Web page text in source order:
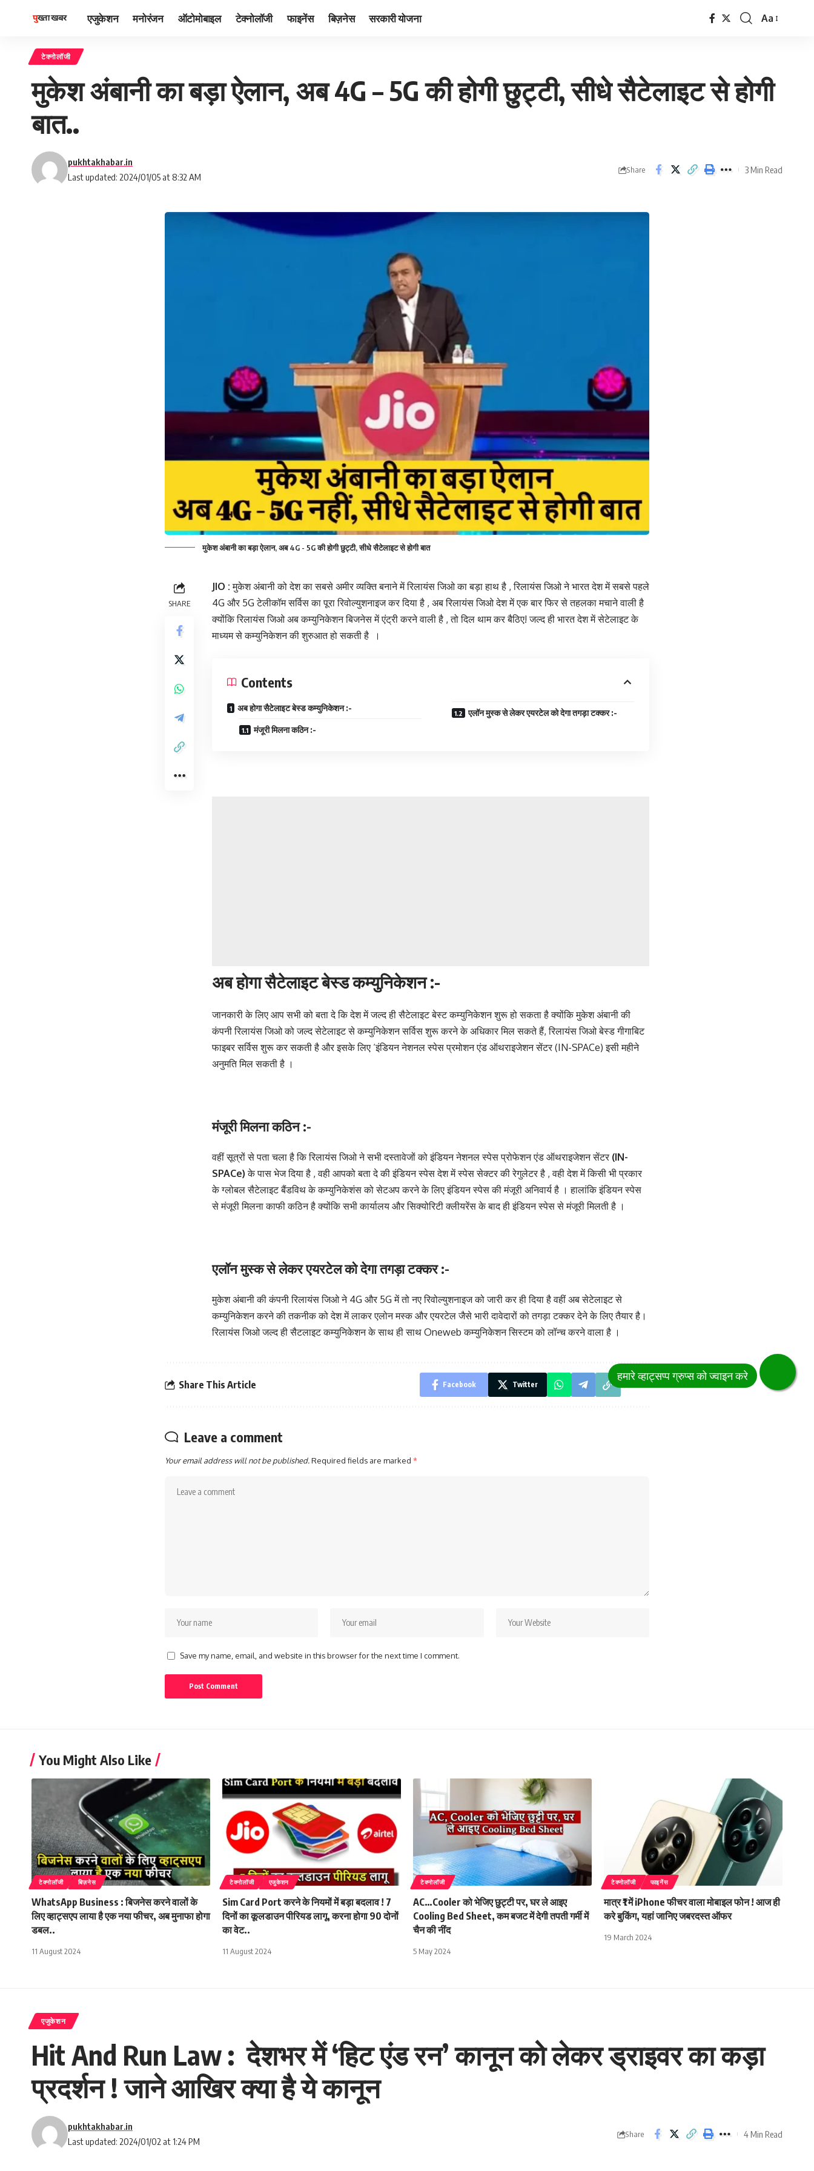
एजुकेशन मनोरंजन ऑटोमोबाइल टेक्नोलॉजी फाइनेंस बिज़नेस सरकारी योजना
Font
Aa
टेक्नोलॉजी
मुकेश अंबानी का बड़ा ऐलान, अब 4G – 5G की होगी छुट्टी, सीधे सैटेलाइट से होगी
बात..
Last updated: 2024/01/05 at 8:32 AM
pukhtakhabar.in
Share 3 Min Read
मुकेश अंबानी का बड़ा ऐलान, अब 4G - 5G की होगी छुट्टी, सीधे सैटेलाइट से होगी बात
SHARE
JIO : मुकेश अंबानी को देश का सबसे अमीर व्यक्ति बनाने में रिलायंस जिओ का बड़ा हाथ है , रिलायंस जिओ ने भारत देश में सबसे पहले
4G और 5G टेलीकॉम सर्विस का पूरा रिवोल्युशनाइज कर दिया है , अब रिलायंस जिओ देश में एक बार फिर से तहलका मचाने वाली है
क्योंकि रिलायंस जिओ अब कम्युनिकेशन बिजनेस में एंट्री करने वाली है , तो दिल थाम कर बैठिए! जल्द ही भारत देश में सेटेलाइट के
माध्यम से कम्युनिकेशन की शुरुआत हो सकती है ‌ ।
Contents
अब होगा सैटेलाइट बेस्ड कम्युनिकेशन :-
मंजूरी मिलना कठिन :-
एलॉन मुस्क से लेकर एयरटेल को देगा तगड़ा टक्कर :-
अब होगा सैटेलाइट बेस्ड कम्युनिकेशन :-
जानकारी के लिए आप सभी को बता दे कि देश में जल्द ही सैटेलाइट बेस्ट कम्युनिकेशन शुरू हो सकता है क्योंकि मुकेश अंबानी की
कंपनी रिलायंस जिओ को जल्द सेटेलाइट से कम्युनिकेशन सर्विस शुरू करने के अधिकार मिल सकते हैं, रिलायंस जिओ बेस्ड गीगाबिट
फाइबर सर्विस शुरू कर सकती है और इसके लिए ‘इंडियन नेशनल स्पेस प्रमोशन एंड ऑथराइजेशन सेंटर (IN-SPACe) इसी महीने
अनुमति मिल सकती है ।
मंजूरी मिलना कठिन :-
वहीं सूत्रों से पता चला है कि रिलायंस जिओ ने सभी दस्तावेजों को इंडियन नेशनल स्पेस प्रोफेशन एंड ऑथराइजेशन सेंटर (IN-
SPACe) के पास भेज दिया है , वही आपको बता दे की इंडियन स्पेस देश में स्पेस सेक्टर की रेगुलेटर है , वही देश में किसी भी प्रकार
के ग्लोबल सैटेलाइट बैंडविथ के कम्युनिकेशंस को सेटअप करने के लिए इंडियन स्पेस की मंजूरी अनिवार्य है । हालांकि इंडियन स्पेस
से मंजूरी मिलना काफी कठिन है क्योंकि सभी कार्यालय और सिक्योरिटी क्लीयरेंस के बाद ही इंडियन स्पेस से मंजूरी मिलती है ।
एलॉन मुस्क से लेकर एयरटेल को देगा तगड़ा टक्कर :-
मुकेश अंबानी की कंपनी रिलायंस जिओ ने 4G और 5G में तो नए रिवोल्युशनाइज को जारी कर ही दिया है वहीं अब सेटेलाइट से
कम्युनिकेशन करने की तकनीक को देश में लाकर एलोन मस्क और एयरटेल जैसे भारी दावेदारों को तगड़ा टक्कर देने के लिए तैयार है।
रिलायंस जिओ जल्द ही सैटलाइट कम्युनिकेशन के साथ ही साथ Oneweb कम्युनिकेशन सिस्टम को लॉन्च करने वाला है ।
Share This Article Facebook Twitter
Leave a comment
Your email address will not be published.Required fields are marked *
Save my name, email, and website in this browser for the next time I comment.
You Might Also Like
टेक्नोलॉजी बिज़नेस
WhatsApp Business : बिजनेस करने वालों के
लिए व्हाट्सएप लाया है एक नया फीचर, अब मुनाफा होगा
डबल..
11 August 2024
टेक्नोलॉजी एजुकेशन
Sim Card Port करने के नियमों में बड़ा बदलाव ! 7
दिनों का कूलडाउन पीरियड लागू, करना होगा 90 दोनों
का वेट..
11 August 2024
टेक्नोलॉजी
AC…Cooler को भेजिए छुट्टी पर, घर ले आइए
Cooling Bed Sheet, कम बजट में देगी तपती गर्मी में
चैन की नींद
5 May 2024
टेक्नोलॉजी फाइनेंस
मात्र ₹1 में iPhone फीचर वाला मोबाइल फोन ! आज ही
करे बुकिंग, यहां जानिए जबरदस्त ऑफर
19 March 2024
एजुकेशन
Hit And Run Law : देशभर में ‘हिट एंड रन’ कानून को लेकर ड्राइवर का कड़ा
प्रदर्शन ! जाने आखिर क्या है ये कानून
Last updated: 2024/01/02 at 1:24 PM
pukhtakhabar.in
Share 4 Min Read